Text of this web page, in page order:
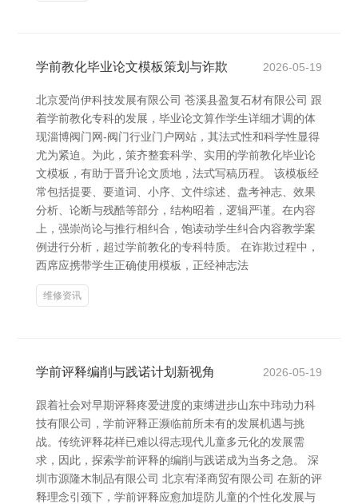
学前教化毕业论文模板策划与诈欺 2026-05-19
北京爱尚伊科技发展有限公司 苍溪县盈复石材有限公司 跟
着学前教化专科的发展，毕业论文算作学生详细才调的体
现淄博阀门网-阀门行业门户网站，其法式性和科学性显得
尤为紧迫。为此，策齐整套科学、实用的学前教化毕业论
文模板，有助于晋升论文质地，法式写稿历程。 该模板经
常包括提要、要道词、小序、文件综述、盘考神志、效果
分析、论断与残酷等部分，结构昭着，逻辑严谨。在内容
上，强崇尚论与推行相纠合，饱读动学生纠合内容教学案
例进行分析，超过学前教化的专科特质。 在诈欺过程中，
西席应携带学生正确使用模板，正经神志法
维修资讯
学前评释编削与践诺计划新视角 2026-05-19
跟着社会对早期评释疼爱进度的束缚进步山东中玮动力科
技有限公司，学前评释正濒临前所未有的发展机遇与挑
战。传统评释花样已难以得志现代儿童多元化的发展需
求，因此，探索学前评释的编削与践诺成为当务之急。 深
圳市源隆木制品有限公司 北京宥泽商贸有限公司 在新的评
释理念引颈下，学前评释应愈加堤防儿童的个性化发展与